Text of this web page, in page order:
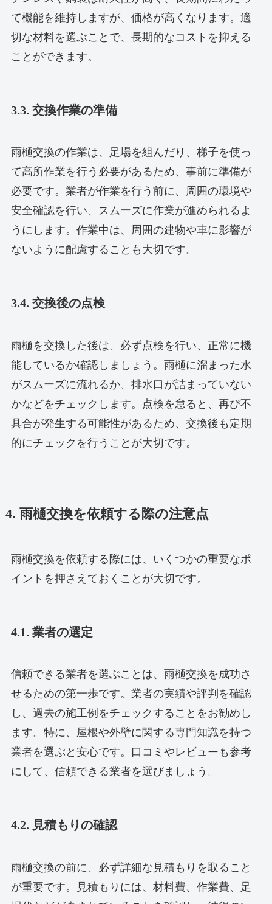
て機能を維持しますが、価格が高くなります。適
切な材料を選ぶことで、長期的なコストを抑える
ことができます。
3.3. 交換作業の準備
雨樋交換の作業は、足場を組んだり、梯子を使っ
て高所作業を行う必要があるため、事前に準備が
必要です。業者が作業を行う前に、周囲の環境や
安全確認を行い、スムーズに作業が進められるよ
うにします。作業中は、周囲の建物や車に影響が
ないように配慮することも大切です。
3.4. 交換後の点検
雨樋を交換した後は、必ず点検を行い、正常に機
能しているか確認しましょう。雨樋に溜まった水
がスムーズに流れるか、排水口が詰まっていない
かなどをチェックします。点検を怠ると、再び不
具合が発生する可能性があるため、交換後も定期
的にチェックを行うことが大切です。
4. 雨樋交換を依頼する際の注意点
雨樋交換を依頼する際には、いくつかの重要なポ
イントを押さえておくことが大切です。
4.1. 業者の選定
信頼できる業者を選ぶことは、雨樋交換を成功さ
せるための第一歩です。業者の実績や評判を確認
し、過去の施工例をチェックすることをお勧めし
ます。特に、屋根や外壁に関する専門知識を持つ
業者を選ぶと安心です。口コミやレビューも参考
にして、信頼できる業者を選びましょう。
4.2. 見積もりの確認
雨樋交換の前に、必ず詳細な見積もりを取ること
が重要です。見積もりには、材料費、作業費、足